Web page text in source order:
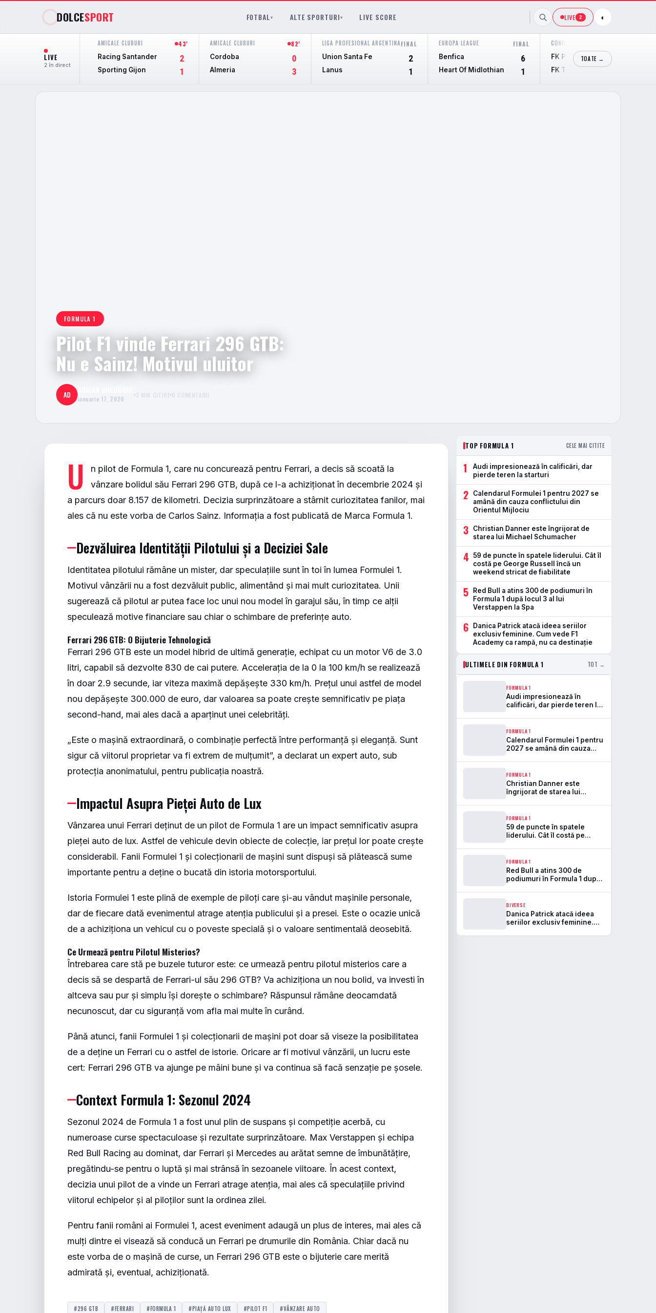
DOLCESPORT FOTBAL▾ ALTE SPORTURI▾ LIVE SCORE LIVE 2 ◐
LIVE
2 în direct
AMICALE CLUBURI 43'
Racing Santander 2
Sporting Gijon 1
AMICALE CLUBURI 82'
Cordoba 0
Almeria 3
LIGA PROFESIONAL ARGENTINAFINAL
Union Santa Fe 2
Lanus 1
EUROPA LEAGUE FINAL
Benfica 6
Heart Of Midlothian 1
CONFERENCE LEAGUE
FK Partizan
FK Tobol Kostanay
TOATE →
FORMULA 1
Pilot F1 vinde Ferrari 296 GTB:
Nu e Sainz! Motivul uluitor
AD ianuarie 17, 2026 3 MIN CITIRE 0 COMENTARII
U
n pilot de Formula 1, care nu concurează pentru Ferrari, a decis să scoată la
vânzare bolidul său Ferrari 296 GTB, după ce l-a achiziționat în decembrie 2024 și
a parcurs doar 8.157 de kilometri. Decizia surprinzătoare a stârnit curiozitatea fanilor, mai
ales că nu este vorba de Carlos Sainz. Informația a fost publicată de Marca Formula 1.
Dezvăluirea Identității Pilotului și a Deciziei Sale
Identitatea pilotului rămâne un mister, dar speculațiile sunt în toi în lumea Formulei 1.
Motivul vânzării nu a fost dezvăluit public, alimentând și mai mult curiozitatea. Unii
sugerează că pilotul ar putea face loc unui nou model în garajul său, în timp ce alții
speculează motive financiare sau chiar o schimbare de preferințe auto.
Ferrari 296 GTB: O Bijuterie Tehnologică
Ferrari 296 GTB este un model hibrid de ultimă generație, echipat cu un motor V6 de 3.0
litri, capabil să dezvolte 830 de cai putere. Accelerația de la 0 la 100 km/h se realizează
în doar 2.9 secunde, iar viteza maximă depășește 330 km/h. Prețul unui astfel de model
nou depășește 300.000 de euro, dar valoarea sa poate crește semnificativ pe piața
second-hand, mai ales dacă a aparținut unei celebrități.
„Este o mașină extraordinară, o combinație perfectă între performanță și eleganță. Sunt
sigur că viitorul proprietar va fi extrem de mulțumit”, a declarat un expert auto, sub
protecția anonimatului, pentru publicația noastră.
Impactul Asupra Pieței Auto de Lux
Vânzarea unui Ferrari deținut de un pilot de Formula 1 are un impact semnificativ asupra
pieței auto de lux. Astfel de vehicule devin obiecte de colecție, iar prețul lor poate crește
considerabil. Fanii Formulei 1 și colecționarii de mașini sunt dispuși să plătească sume
importante pentru a deține o bucată din istoria motorsportului.
Istoria Formulei 1 este plină de exemple de piloți care și-au vândut mașinile personale,
dar de fiecare dată evenimentul atrage atenția publicului și a presei. Este o ocazie unică
de a achiziționa un vehicul cu o poveste specială și o valoare sentimentală deosebită.
Ce Urmează pentru Pilotul Misterios?
Întrebarea care stă pe buzele tuturor este: ce urmează pentru pilotul misterios care a
decis să se despartă de Ferrari-ul său 296 GTB? Va achiziționa un nou bolid, va investi în
altceva sau pur și simplu își dorește o schimbare? Răspunsul rămâne deocamdată
necunoscut, dar cu siguranță vom afla mai multe în curând.
Până atunci, fanii Formulei 1 și colecționarii de mașini pot doar să viseze la posibilitatea
de a deține un Ferrari cu o astfel de istorie. Oricare ar fi motivul vânzării, un lucru este
cert: Ferrari 296 GTB va ajunge pe mâini bune și va continua să facă senzație pe șosele.
Context Formula 1: Sezonul 2024
Sezonul 2024 de Formula 1 a fost unul plin de suspans și competiție acerbă, cu
numeroase curse spectaculoase și rezultate surprinzătoare. Max Verstappen și echipa
Red Bull Racing au dominat, dar Ferrari și Mercedes au arătat semne de îmbunătățire,
pregătindu-se pentru o luptă și mai strânsă în sezoanele viitoare. În acest context,
decizia unui pilot de a vinde un Ferrari atrage atenția, mai ales că speculațiile privind
viitorul echipelor și al piloților sunt la ordinea zilei.
Pentru fanii români ai Formulei 1, acest eveniment adaugă un plus de interes, mai ales că
mulți dintre ei visează să conducă un Ferrari pe drumurile din România. Chiar dacă nu
este vorba de o mașină de curse, un Ferrari 296 GTB este o bijuterie care merită
admirată și, eventual, achiziționată.
#296 GTB #FERRARI #FORMULA 1 #PIAȚĂ AUTO LUX #PILOT F1 #VÂNZARE AUTO
TOP FORMULA 1 CELE MAI CITITE
1
Audi impresionează în calificări, dar
pierde teren la starturi
2
Calendarul Formulei 1 pentru 2027 se
amână din cauza conflictului din
Orientul Mijlociu
3
Christian Danner este îngrijorat de
starea lui Michael Schumacher
4
59 de puncte în spatele liderului. Cât îl
costă pe George Russell încă un
weekend stricat de fiabilitate
5
Red Bull a atins 300 de podiumuri în
Formula 1 după locul 3 al lui
Verstappen la Spa
6
Danica Patrick atacă ideea seriilor
exclusiv feminine. Cum vede F1
Academy ca rampă, nu ca destinație
ULTIMELE DIN FORMULA 1 TOT →
FORMULA 1
Audi impresionează în
calificări, dar pierde teren la
FORMULA 1
Calendarul Formulei 1 pentru
2027 se amână din cauza
Mijlociu
FORMULA 1
Christian Danner este
îngrijorat de starea lui
FORMULA 1
59 de puncte în spatele
liderului. Cât îl costă pe
weekend stricat de fiabilitate
FORMULA 1
Red Bull a atins 300 de
podiumuri în Formula 1 după
Spa
DIVERSE
Danica Patrick atacă ideea
seriilor exclusiv feminine.